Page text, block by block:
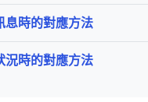
息時的對應方法
況時的對應方法